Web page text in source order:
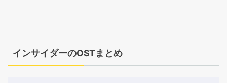
インサイダーのOSTまとめ